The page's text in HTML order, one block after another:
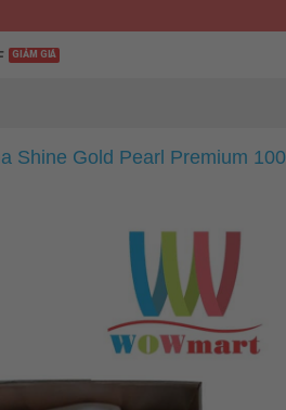
Shine Gold Pearl Premium